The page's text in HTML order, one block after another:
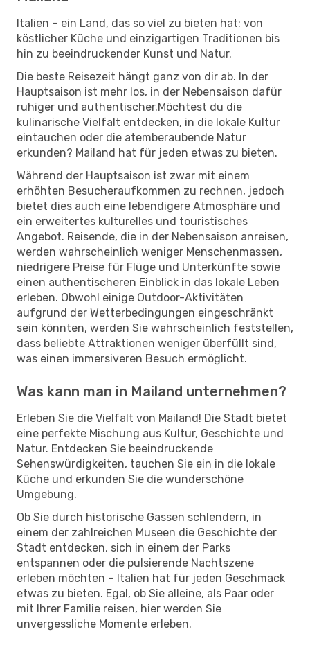
Italien – ein Land, das so viel zu bieten hat: von
köstlicher Küche und einzigartigen Traditionen bis
hin zu beeindruckender Kunst und Natur.
Die beste Reisezeit hängt ganz von dir ab. In der
Hauptsaison ist mehr los, in der Nebensaison dafür
ruhiger und authentischer.Möchtest du die
kulinarische Vielfalt entdecken, in die lokale Kultur
eintauchen oder die atemberaubende Natur
erkunden? Mailand hat für jeden etwas zu bieten.
Während der Hauptsaison ist zwar mit einem
erhöhten Besucheraufkommen zu rechnen, jedoch
bietet dies auch eine lebendigere Atmosphäre und
ein erweitertes kulturelles und touristisches
Angebot. Reisende, die in der Nebensaison anreisen,
werden wahrscheinlich weniger Menschenmassen,
niedrigere Preise für Flüge und Unterkünfte sowie
einen authentischeren Einblick in das lokale Leben
erleben. Obwohl einige Outdoor-Aktivitäten
aufgrund der Wetterbedingungen eingeschränkt
sein könnten, werden Sie wahrscheinlich feststellen,
dass beliebte Attraktionen weniger überfüllt sind,
was einen immersiveren Besuch ermöglicht.
Was kann man in Mailand unternehmen?
Erleben Sie die Vielfalt von Mailand! Die Stadt bietet
eine perfekte Mischung aus Kultur, Geschichte und
Natur. Entdecken Sie beeindruckende
Sehenswürdigkeiten, tauchen Sie ein in die lokale
Küche und erkunden Sie die wunderschöne
Umgebung.
Ob Sie durch historische Gassen schlendern, in
einem der zahlreichen Museen die Geschichte der
Stadt entdecken, sich in einem der Parks
entspannen oder die pulsierende Nachtszene
erleben möchten – Italien hat für jeden Geschmack
etwas zu bieten. Egal, ob Sie alleine, als Paar oder
mit Ihrer Familie reisen, hier werden Sie
unvergessliche Momente erleben.